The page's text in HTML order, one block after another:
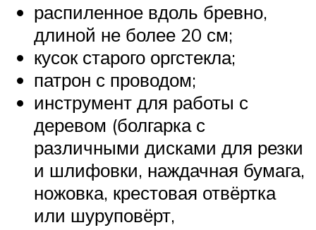
распиленное вдоль бревно,
длиной не более 20 см;
кусок старого оргстекла;
патрон с проводом;
инструмент для работы с
деревом (болгарка с
различными дисками для резки
и шлифовки, наждачная бумага,
ножовка, крестовая отвёртка
или шуруповёрт,